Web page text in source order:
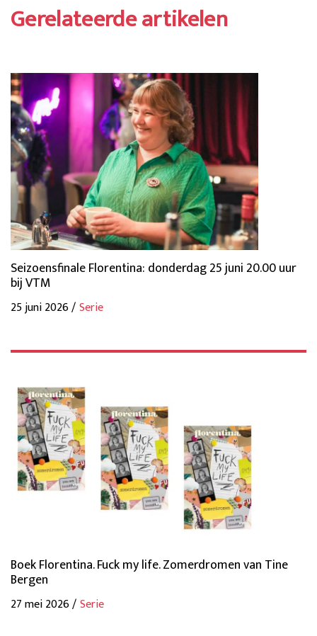
Gerelateerde artikelen
Seizoensfinale Florentina: donderdag 25 juni 20.00 uur
bij VTM
25 juni 2026 /Serie
Boek Florentina. Fuck my life. Zomerdromen van Tine
Bergen
27 mei 2026 /Serie